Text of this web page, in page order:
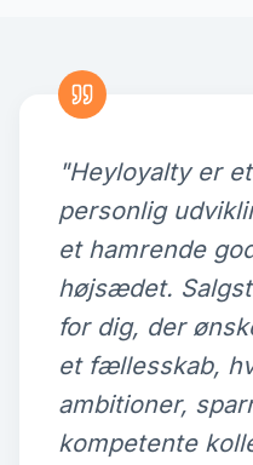
"Heyloyalty er
personlig
et hamrende
højsædet.
for dig, der
et fællesskab,
ambitioner,
kompetente